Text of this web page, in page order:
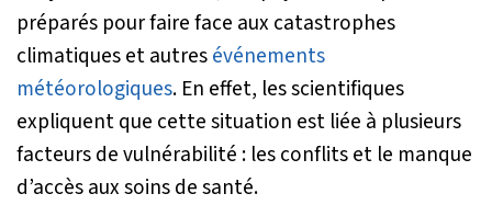
préparés pour faire face aux catastrophes
climatiques et autresévénements
météorologiques. En effet, les scientifiques
expliquent que cette situation est liée à plusieurs
facteurs de vulnérabilité : les conflits et le manque
d’accès aux soins de santé.